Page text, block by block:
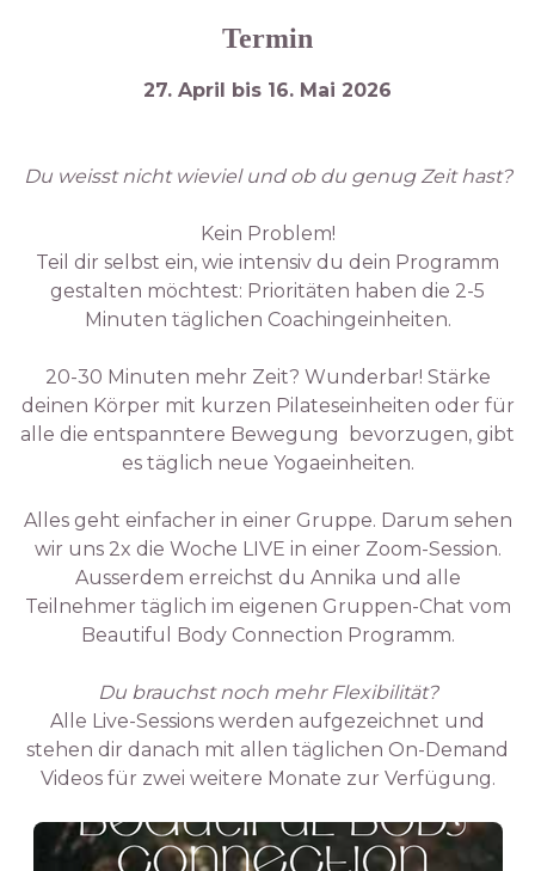
Termin
27. April bis 16. Mai 2026
Du weisst nicht wieviel und ob du genug Zeit hast?
Kein Problem!
Teil dir selbst ein, wie intensiv du dein Programm
gestalten möchtest: Prioritäten haben die 2-5
Minuten täglichen Coachingeinheiten.
20-30 Minuten mehr Zeit? Wunderbar! Stärke
deinen Körper mit kurzen Pilateseinheiten oder für
alle die entspanntere Bewegung bevorzugen, gibt
es täglich neue Yogaeinheiten.
Alles geht einfacher in einer Gruppe. Darum sehen
wir uns 2x die Woche LIVE in einer Zoom-Session.
Ausserdem erreichst du Annika und alle
Teilnehmer täglich im eigenen Gruppen-Chat vom
Beautiful Body Connection Programm.
Du brauchst noch mehr Flexibilität?
Alle Live-Sessions werden aufgezeichnet und
stehen dir danach mit allen täglichen On-Demand
Videos für zwei weitere Monate zur Verfügung.